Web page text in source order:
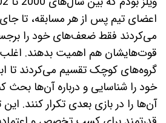
اعضای تیم پس از هر مسابقه، تا
می‌کردند فقط ضعف‌های خود را
قوت‌هایشان هم اهمیت بدهند.
گروه‌های کوچک تقسیم می‌کردند تا
خود را شناسایی و درباره آن‌ها بحث
آن‌ها را در بازی بعدی تکرار کنند.